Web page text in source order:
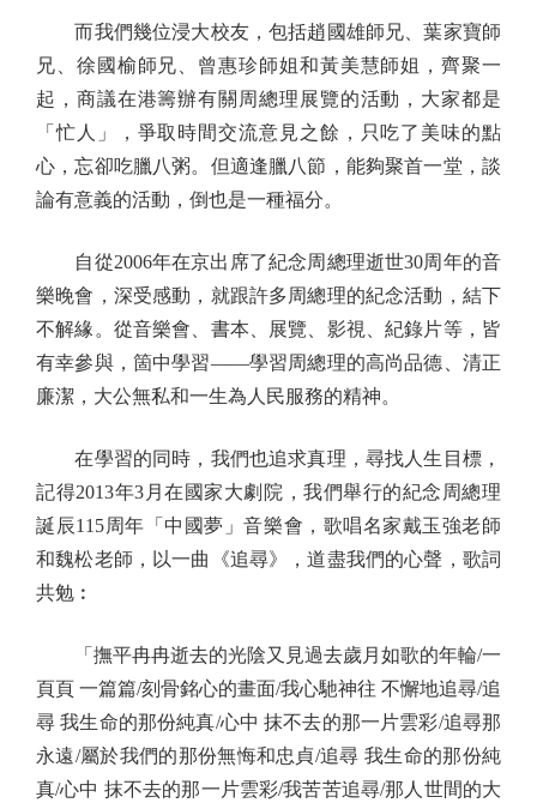
而我們幾位浸大校友，包括趙國雄師兄、葉家寶師
兄、徐國榆師兄、曾惠珍師姐和黃美慧師姐，齊聚一
起，商議在港籌辦有關周總理展覽的活動，大家都是
「忙人」，爭取時間交流意見之餘，只吃了美味的點
心，忘卻吃臘八粥。但適逢臘八節，能夠聚首一堂，談
論有意義的活動，倒也是一種福分。
自從2006年在京出席了紀念周總理逝世30周年的音
樂晚會，深受感動，就跟許多周總理的紀念活動，結下
不解緣。從音樂會、書本、展覽、影視、紀錄片等，皆
有幸參與，箇中學習——學習周總理的高尚品德、清正
廉潔，大公無私和一生為人民服務的精神。
在學習的同時，我們也追求真理，尋找人生目標，
記得2013年3月在國家大劇院，我們舉行的紀念周總理
誕辰115周年「中國夢」音樂會，歌唱名家戴玉強老師
和魏松老師，以一曲《追尋》，道盡我們的心聲，歌詞
共勉︰
「撫平冉冉逝去的光陰又見過去歲月如歌的年輪/一
頁頁 一篇篇/刻骨銘心的畫面/我心馳神往 不懈地追尋/追
尋 我生命的那份純真/心中 抹不去的那一片雲彩/追尋那
永遠/屬於我們的那份無悔和忠貞/追尋 我生命的那份純
真/心中 抹不去的那一片雲彩/我苦苦追尋/那人世間的大